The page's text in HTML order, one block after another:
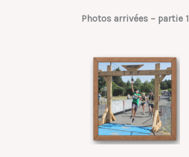
Photos arrivées – partie 1